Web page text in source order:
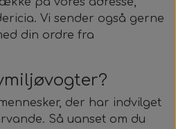
Opsætning
Det Selv
Spyd
& Stickers
Vægt
Computer
& Sportube
Bælter
+ Tilbehør
Masker
& Ture
Konkurrencer
Aften
Vi sender også gerne
din ordre fra
der har indvilget
Så uanset om du